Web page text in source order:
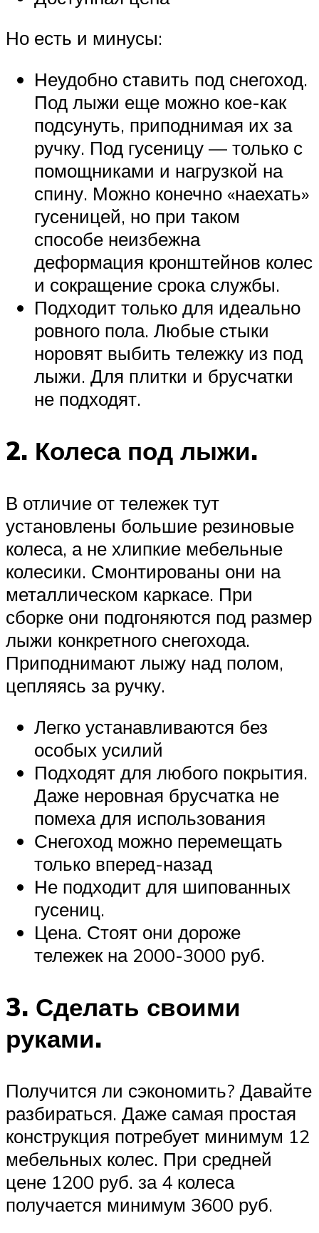
Но есть и минусы:
Неудобно ставить под снегоход.
Под лыжи еще можно кое-как
подсунуть, приподнимая их за
ручку. Под гусеницу — только с
помощниками и нагрузкой на
спину. Можно конечно «наехать»
гусеницей, но при таком
способе неизбежна
деформация кронштейнов колес
и сокращение срока службы.
Подходит только для идеально
ровного пола. Любые стыки
норовят выбить тележку из под
лыжи. Для плитки и брусчатки
не подходят.
2. Колеса под лыжи.
В отличие от тележек тут
установлены большие резиновые
колеса, а не хлипкие мебельные
колесики. Смонтированы они на
металлическом каркасе. При
сборке они подгоняются под размер
лыжи конкретного снегохода.
Приподнимают лыжу над полом,
цепляясь за ручку.
Легко устанавливаются без
особых усилий
Подходят для любого покрытия.
Даже неровная брусчатка не
помеха для использования
Снегоход можно перемещать
только вперед-назад
Не подходит для шипованных
гусениц.
Цена. Стоят они дороже
тележек на 2000-3000 руб.
3. Сделать своими
руками.
Получится ли сэкономить? Давайте
разбираться. Даже самая простая
конструкция потребует минимум 12
мебельных колес. При средней
цене 1200 руб. за 4 колеса
получается минимум 3600 руб.